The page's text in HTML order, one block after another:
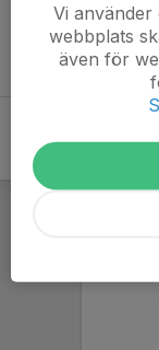
Vi
webbplats
även för